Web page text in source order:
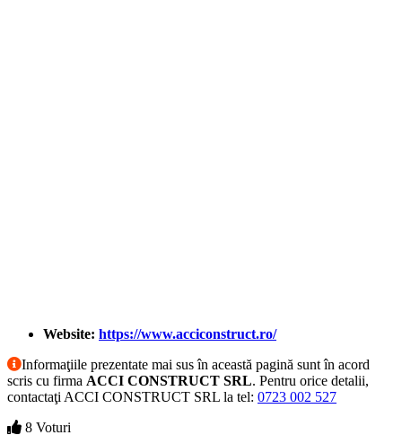
Website: https://www.acciconstruct.ro/
Informaţiile prezentate mai sus în această pagină sunt în acord
scris cu firma ACCI CONSTRUCT SRL. Pentru orice detalii,
contactaţi ACCI CONSTRUCT SRL la tel: 0723 002 527
8 Voturi